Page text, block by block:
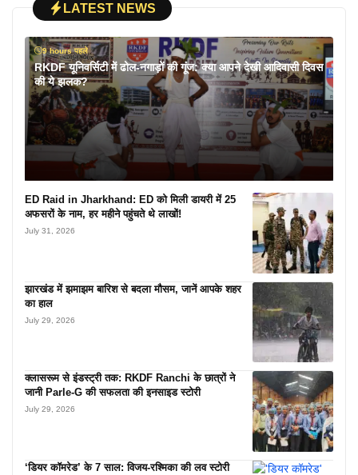
LATEST NEWS
9 hours पहले
RKDF यूनिवर्सिटी में ढोल-नगाड़ों की गूंज: क्या आपने देखी आदिवासी दिवस
की ये झलक?
ED Raid in Jharkhand: ED को मिली डायरी में 25
अफसरों के नाम, हर महीने पहुंचते थे लाखों!
July 31, 2026
झारखंड में झमाझम बारिश से बदला मौसम, जानें आपके शहर
का हाल
July 29, 2026
क्लासरूम से इंडस्ट्री तक: RKDF Ranchi के छात्रों ने
जानी Parle-G की सफलता की इनसाइड स्टोरी
July 29, 2026
‘डियर कॉमरेड’ के 7 साल: विजय-रश्मिका की लव स्टोरी